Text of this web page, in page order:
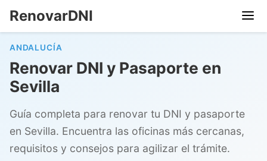
RenovarDNI
ANDALUCÍA
Renovar DNI y Pasaporte en
Sevilla
Guía completa para renovar tu DNI y pasaporte
en Sevilla. Encuentra las oficinas más cercanas,
requisitos y consejos para agilizar el trámite.